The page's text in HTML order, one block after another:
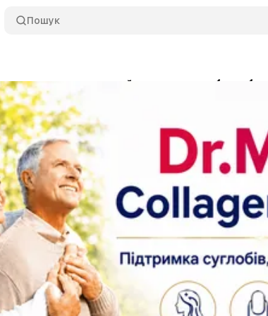
Пошук
краще: доказовий алгоритм вибору
• 5 липня 2026